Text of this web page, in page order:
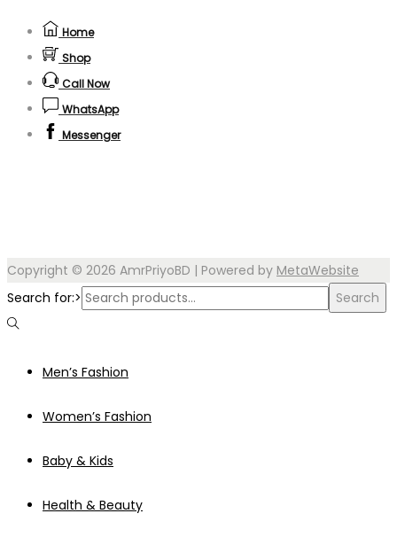
Home
Shop
Call Now
WhatsApp
Messenger
Copyright © 2026 AmrPriyoBD | Powered by MetaWebsite
Search for:>
Search
Men’s Fashion
Women’s Fashion
Baby & Kids
Health & Beauty